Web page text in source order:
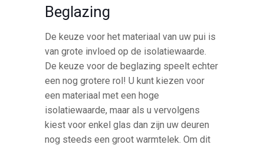
Beglazing
De keuze voor het materiaal van uw pui is
van grote invloed op de isolatiewaarde.
De keuze voor de beglazing speelt echter
een nog grotere rol! U kunt kiezen voor
een materiaal met een hoge
isolatiewaarde, maar als u vervolgens
kiest voor enkel glas dan zijn uw deuren
nog steeds een groot warmtelek. Om dit